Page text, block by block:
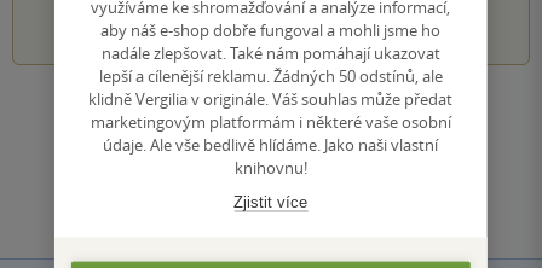
1 2 3 4 5
Zobrazit všechna hodnocení
Přidat hodnocení
využíváme ke shromažďování a analýze informací,
aby náš e-shop dobře fungoval a mohli jsme ho
nadále zlepšovat. Také nám pomáhají ukazovat
lepší a cílenější reklamu. Žádných 50 odstínů, ale
klidně Vergilia v originále. Váš souhlas může předat
marketingovým platformám i některé vaše osobní
údaje. Ale vše bedlivě hlídáme. Jako naši vlastní
knihovnu!
Zjistit více